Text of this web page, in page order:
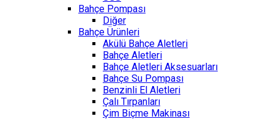
Bahçe Pompası
Diğer
Bahçe Ürünleri
Akülü Bahçe Aletleri
Bahçe Aletleri
Bahçe Aletleri Aksesuarları
Bahçe Su Pompası
Benzinli El Aletleri
Çalı Tırpanları
Çim Biçme Makinası